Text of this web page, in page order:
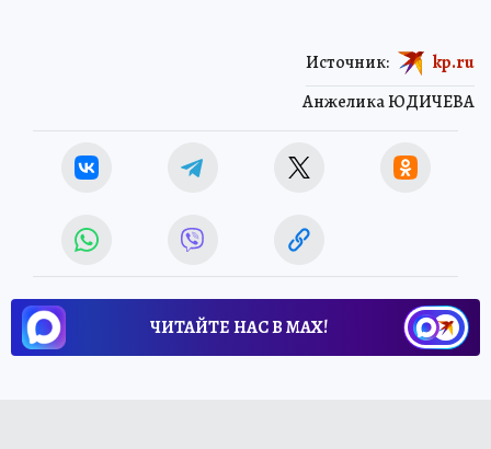
Анжелика ЮДИЧЕВА
Источник: kp.ru
ЧИТАЙТЕ НАС В МАХ!